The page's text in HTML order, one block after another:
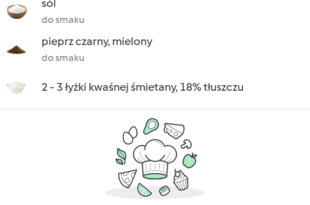
sól
do smaku
pieprz czarny, mielony
do smaku
2 - 3 łyżki kwaśnej śmietany, 18% tłuszczu